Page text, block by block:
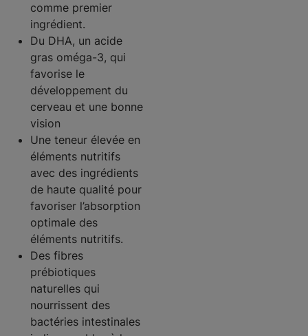
comme premier
ingrédient.
Du DHA, un acide
gras oméga-3, qui
favorise le
développement du
cerveau et une bonne
vision
Une teneur élevée en
éléments nutritifs
avec des ingrédients
de haute qualité pour
favoriser l’absorption
optimale des
éléments nutritifs.
Des fibres
prébiotiques
naturelles qui
nourrissent des
bactéries intestinales